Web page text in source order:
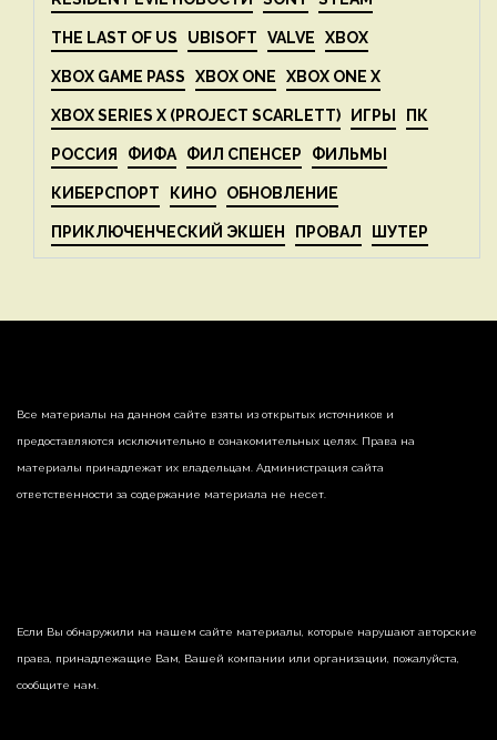
THE LAST OF US UBISOFT VALVE XBOX
XBOX GAME PASS XBOX ONE XBOX ONE X
XBOX SERIES X (PROJECT SCARLETT) ИГРЫ ПК
РОССИЯ ФИФА ФИЛ СПЕНСЕР ФИЛЬМЫ
КИБЕРСПОРТ КИНО ОБНОВЛЕНИЕ
ПРИКЛЮЧЕНЧЕСКИЙ ЭКШЕН ПРОВАЛ ШУТЕР
Все материалы на данном сайте взяты из открытых источников и
предоставляются исключительно в ознакомительных целях. Права на
материалы принадлежат их владельцам. Администрация сайта
ответственности за содержание материала не несет.
Если Вы обнаружили на нашем сайте материалы, которые нарушают авторские
права, принадлежащие Вам, Вашей компании или организации, пожалуйста,
сообщите нам.